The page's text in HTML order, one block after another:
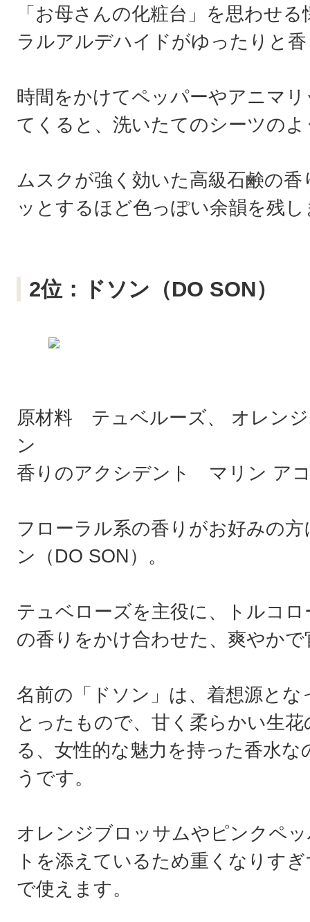
「お母さんの化粧台」を思わせ
ラルアルデハイドがゆったりと
時間をかけてペッパーやアニマ
てくると、洗いたてのシーツの
ムスクが強く効いた高級石鹸の
ッとするほど色っぽい余韻を残し
2位：ドソン（DO SON）
原材料 テュベルーズ、 オレン
ン
香りのアクシデント マリン ア
フローラル系の香りがお好みの
ン（DO SON）。
テュベローズを主役に、トルコ
の香りをかけ合わせた、爽やか
名前の「ドソン」は、着想源と
とったもので、甘く柔らかい生
る、女性的な魅力を持った香水
うです。
オレンジブロッサムやピンクペ
トを添えているため重くなりす
で使えます。